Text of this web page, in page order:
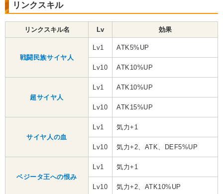
リンクスキル
リンクスキル名 Lv 効果
戦闘民族サイヤ人
Lv1 ATK5%UP
Lv10 ATK10%UP
超サイヤ人
Lv1 ATK10%UP
Lv10 ATK15%UP
サイヤ人の血
Lv1 気力+1
Lv10 気力+2、ATK、DEF5%UP
ベジータ王への恨み
Lv1 気力+1
Lv10 気力+2、ATK10%UP